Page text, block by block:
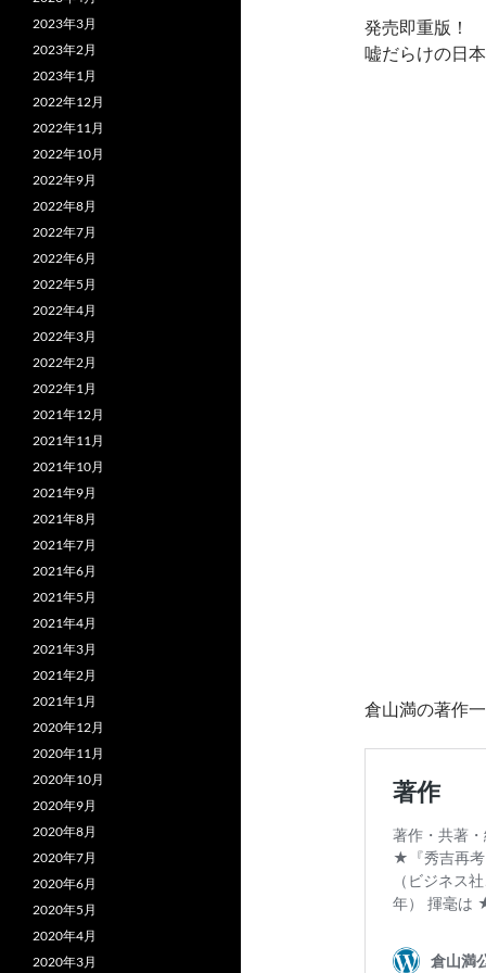
発売即重版！
嘘だらけの日
倉山満の著作
2023年3月
2023年2月
2023年1月
2022年12月
2022年11月
2022年10月
2022年9月
2022年8月
2022年7月
2022年6月
2022年5月
2022年4月
2022年3月
2022年2月
2022年1月
2021年12月
2021年11月
2021年10月
2021年9月
2021年8月
2021年7月
2021年6月
2021年5月
2021年4月
2021年3月
2021年2月
2021年1月
2020年12月
2020年11月
2020年10月
2020年9月
2020年8月
2020年7月
2020年6月
2020年5月
2020年4月
2020年3月